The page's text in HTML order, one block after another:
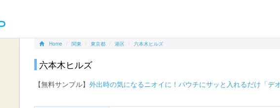
Home 関東 東京都 港区 六本木ヒルズ
六本木ヒルズ
【無料サンプル】 外出時の気になるニオイに！パウチにサッと入れるだけ「デ